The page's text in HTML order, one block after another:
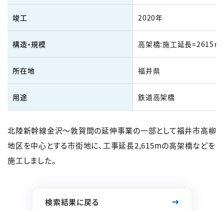
竣工 2020年
構造・規模 高架橋:施工延長=2615ｍ
所在地 福井県
用途 鉄道高架橋
北陸新幹線金沢～敦賀間の延伸事業の一部として福井市高柳
地区を中心とする市街地に、工事延長2,615mの高架橋などを
施工しました。
検索結果に戻る